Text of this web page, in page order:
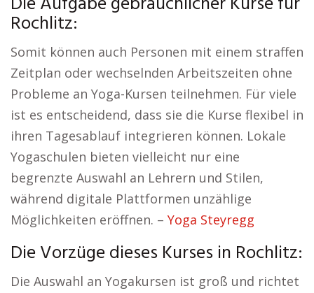
Rochlitz:
Somit können auch Personen mit einem straffen
Zeitplan oder wechselnden Arbeitszeiten ohne
Probleme an Yoga-Kursen teilnehmen. Für viele
ist es entscheidend, dass sie die Kurse flexibel in
ihren Tagesablauf integrieren können. Lokale
Yogaschulen bieten vielleicht nur eine
begrenzte Auswahl an Lehrern und Stilen,
während digitale Plattformen unzählige
Möglichkeiten eröffnen. – Yoga Steyregg
Die Vorzüge dieses Kurses in Rochlitz:
Die Auswahl an Yogakursen ist groß und richtet